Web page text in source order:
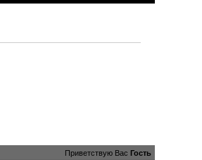
Приветствую Вас Гость